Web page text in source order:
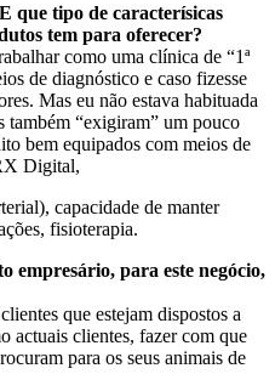
que tipo de caracterísicas
tem para oferecer?
como uma clínica de “1ª
de diagnóstico e caso fizesse
Mas eu não estava habituada
também “exigiram” um pouco
bem equipados com meios de
Digital,
capacidade de manter
fisioterapia.
empresário, para este negócio,
que estejam dispostos a
actuais clientes, fazer com que
para os seus animais de